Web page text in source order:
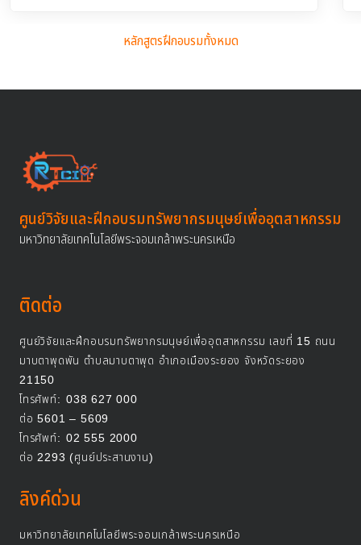
หลักสูตรฝึกอบรมทั้งหมด
ศูนย์วิจัยและฝึกอบรมทรัพยากรมนุษย์เพื่ออุตสาหกรรม
มหาวิทยาลัยเทคโนโลยีพระจอมเกล้าพระนครเหนือ
ติดต่อ
ศูนย์วิจัยและฝึกอบรมทรัพยากรมนุษย์เพื่ออุตสาหกรรม เลขที่ 15 ถนน
มาบตาพุดพัน ตำบลมาบตาพุด อำเภอเมืองระยอง จังหวัดระยอง
21150
โทรศัพท์: 038 627 000
ต่อ 5601 – 5609
โทรศัพท์: 02 555 2000
ต่อ 2293 (ศูนย์ประสานงาน)
ลิงค์ด่วน
มหาวิทยาลัยเทคโนโลยีพระจอมเกล้าพระนครเหนือ